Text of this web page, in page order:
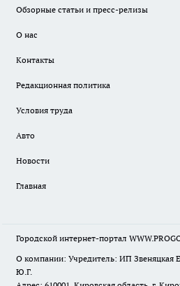
Обзорные статьи и пресс-релизы
О нас
Контакты
Редакционная политика
Условия труда
Авто
Новости
Главная
Городской интернет-портал
О компании: Учредитель: ИП Звеняцкая
Ю.Г.